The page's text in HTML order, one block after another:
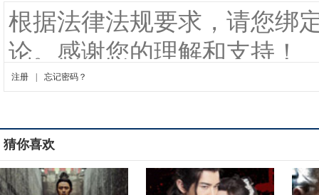
猜你喜欢